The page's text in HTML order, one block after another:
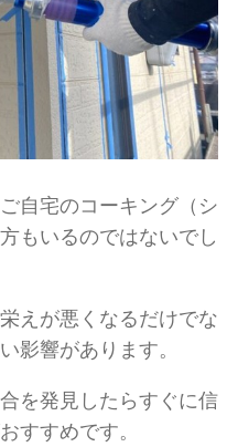
自宅のコーキング（シ
もいるのではないでし
えが悪くなるだけでな
影響があります。
を発見したらすぐに信
すすめです。